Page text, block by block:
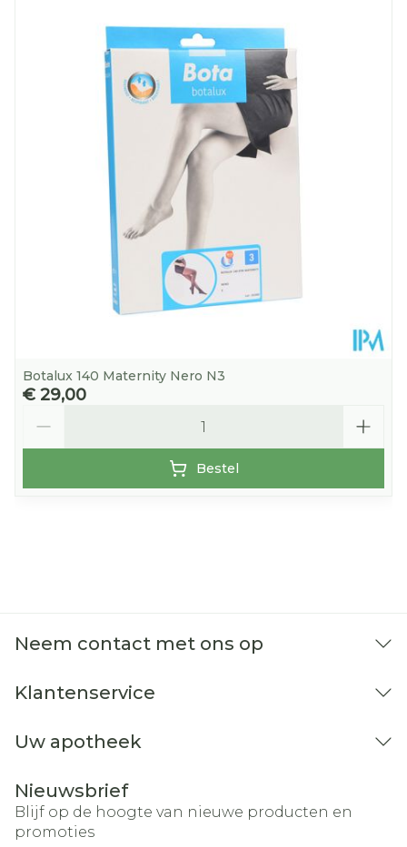
211 mm
46 mm
Kamertemperatuur (15°C -
25°C)
Botalux 140 Maternity Nero N3
€ 29,00
Bestel
Neem contact met ons op
Klantenservice
Uw apotheek
Nieuwsbrief
Blijf op de hoogte van nieuwe producten en
promoties